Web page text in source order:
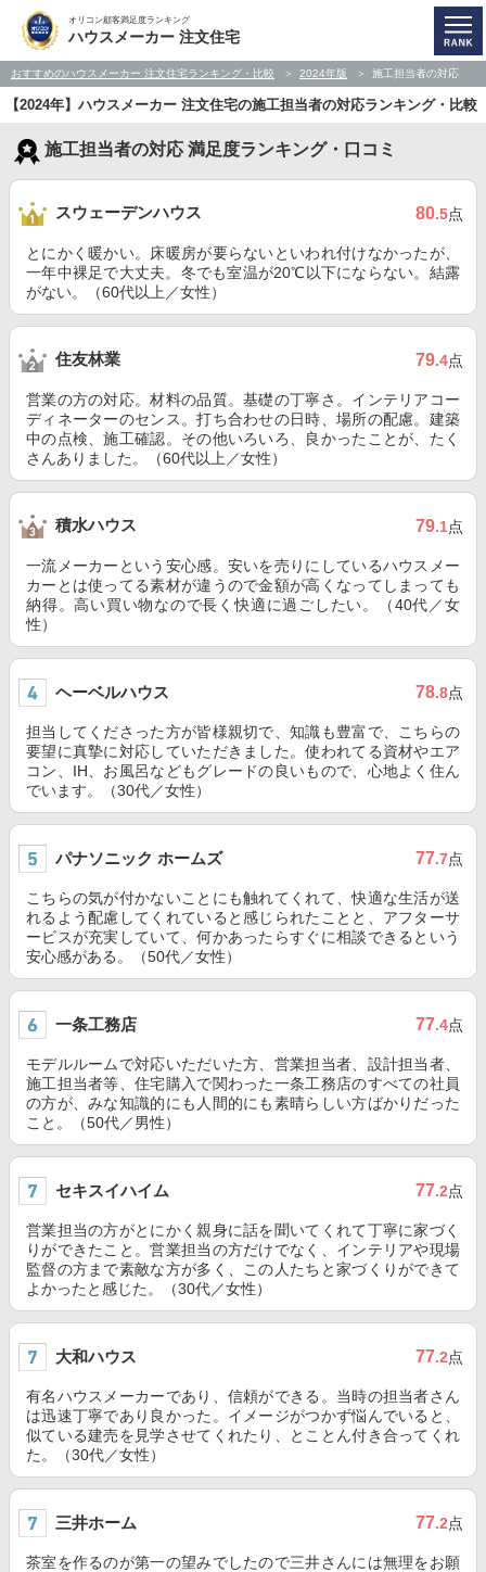
オリコン顧客満足度ランキング
ハウスメーカー 注文住宅
おすすめのハウスメーカー 注文住宅ランキング・比較 2024年版 施工担当者の対応
【2024年】ハウスメーカー 注文住宅の施工担当者の対応ランキング・比較
施工担当者の対応 満足度ランキング・口コミ
スウェーデンハウス 80.5点
とにかく暖かい。床暖房が要らないといわれ付けなかったが、
一年中裸足で大丈夫。冬でも室温が20℃以下にならない。結露
がない。（60代以上／女性）
住友林業 79.4点
営業の方の対応。材料の品質。基礎の丁寧さ。インテリアコー
ディネーターのセンス。打ち合わせの日時、場所の配慮。建築
中の点検、施工確認。その他いろいろ、良かったことが、たく
さんありました。（60代以上／女性）
積水ハウス 79.1点
一流メーカーという安心感。安いを売りにしているハウスメー
カーとは使ってる素材が違うので金額が高くなってしまっても
納得。高い買い物なので長く快適に過ごしたい。（40代／女
性）
ヘーベルハウス 78.8点
担当してくださった方が皆様親切で、知識も豊富で、こちらの
要望に真摯に対応していただきました。使われてる資材やエア
コン、IH、お風呂などもグレードの良いもので、心地よく住ん
でいます。（30代／女性）
パナソニック ホームズ 77.7点
こちらの気が付かないことにも触れてくれて、快適な生活が送
れるよう配慮してくれていると感じられたことと、アフターサ
ービスが充実していて、何かあったらすぐに相談できるという
安心感がある。（50代／女性）
一条工務店 77.4点
モデルルームで対応いただいた方、営業担当者、設計担当者、
施工担当者等、住宅購入で関わった一条工務店のすべての社員
の方が、みな知識的にも人間的にも素晴らしい方ばかりだった
こと。（50代／男性）
セキスイハイム 77.2点
営業担当の方がとにかく親身に話を聞いてくれて丁寧に家づく
りができたこと。営業担当の方だけでなく、インテリアや現場
監督の方まで素敵な方が多く、この人たちと家づくりができて
よかったと感じた。（30代／女性）
大和ハウス 77.2点
有名ハウスメーカーであり、信頼ができる。当時の担当者さん
は迅速丁寧であり良かった。イメージがつかず悩んでいると、
似ている建売を見学させてくれたり、とことん付き合ってくれ
た。（30代／女性）
三井ホーム 77.2点
茶室を作るのが第一の望みでしたので三井さんには無理をお願